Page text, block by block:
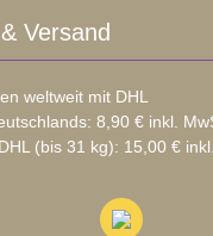
Versand
weltweit mit DHL
8,90 € inkl.
(bis 31 kg): 15,00 €